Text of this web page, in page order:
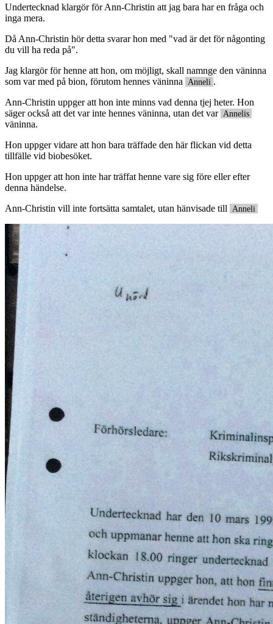
Undertecknad klargör för Ann-Christin att jag bara har en fråga och
inga mera.
Då Ann-Christin hör detta svarar hon med "vad är det för någonting
du vill ha reda på".
Jag klargör för henne att hon, om möjligt, skall namnge den väninna
som var med på bion, förutom hennes väninna
Anneli .
Ann-Christin uppger att hon inte minns vad denna tjej heter. Hon
säger också att det var inte hennes väninna, utan det var Annelis
väninna.
Hon uppger vidare att hon bara träffade den här flickan vid detta
tillfälle vid biobesöket.
Hon uppger att hon inte har träffat henne vare sig före eller efter
denna händelse.
Ann-Christin vill inte fortsätta samtalet, utan hänvisade till
Anneli